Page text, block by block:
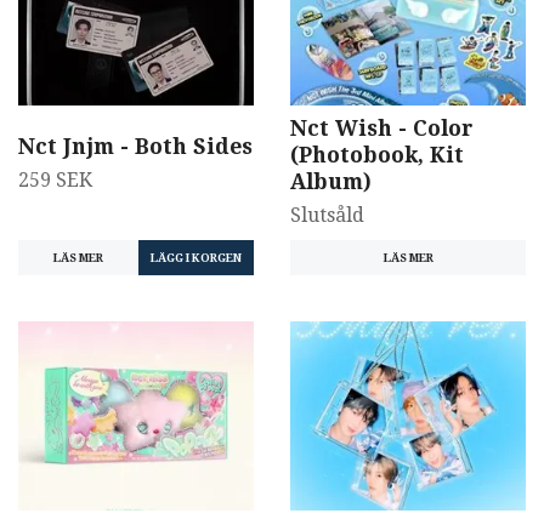
Nct Jnjm - Both Sides
259 SEK
LÄS MER
Nct Wish - Color
(Photobook, Kit
Album)
Slutsåld
LÄS MER